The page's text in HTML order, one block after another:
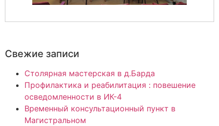
Свежие записи
Столярная мастерская в д.Барда
Профилактика и реабилитация : повешение
осведомленности в ИК-4
Временный консультационный пункт в
Магистральном